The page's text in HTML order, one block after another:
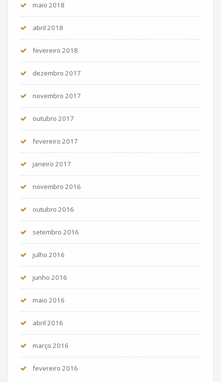
maio 2018
abril 2018
fevereiro 2018
dezembro 2017
novembro 2017
outubro 2017
fevereiro 2017
janeiro 2017
novembro 2016
outubro 2016
setembro 2016
julho 2016
junho 2016
maio 2016
abril 2016
março 2016
fevereiro 2016